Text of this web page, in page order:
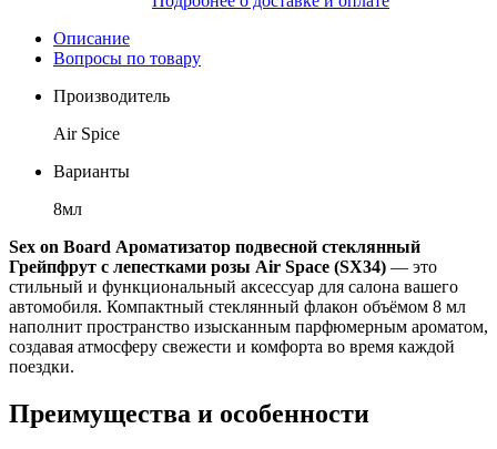
Описание
Вопросы по товару
Производитель
Air Spice
Варианты
8мл
Sex on Board Ароматизатор подвесной стеклянный
Грейпфрут с лепестками розы Air Space (SX34) — это
стильный и функциональный аксессуар для салона вашего
автомобиля. Компактный стеклянный флакон объёмом 8 мл
наполнит пространство изысканным парфюмерным ароматом,
создавая атмосферу свежести и комфорта во время каждой
поездки.
Преимущества и особенности